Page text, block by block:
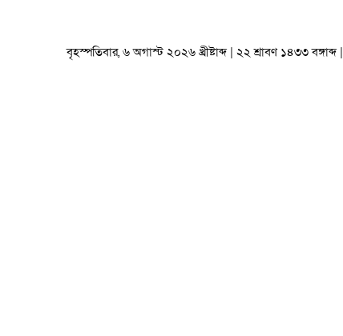
বৃহস্পতিবার, ৬ অগাস্ট ২০২৬ খ্রীষ্টাব্দ | ২২ শ্রাবণ ১৪৩৩ বঙ্গাব্দ |